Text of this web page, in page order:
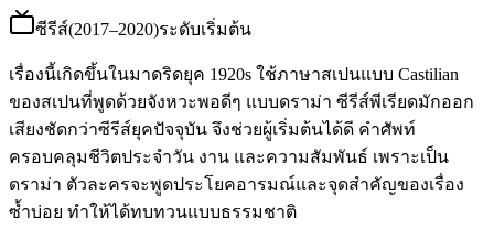
ซีรีส์(2017–2020)ระดับเริ่มต้น
เรื่องนี้เกิดขึ้นในมาดริดยุค 1920s ใช้ภาษาสเปนแบบ Castilian
ของสเปนที่พูดด้วยจังหวะพอดีๆ แบบดราม่า ซีรีส์พีเรียดมักออก
เสียงชัดกว่าซีรีส์ยุคปัจจุบัน จึงช่วยผู้เริ่มต้นได้ดี คำศัพท์
ครอบคลุมชีวิตประจำวัน งาน และความสัมพันธ์ เพราะเป็น
ดราม่า ตัวละครจะพูดประโยคอารมณ์และจุดสำคัญของเรื่อง
ซ้ำบ่อย ทำให้ได้ทบทวนแบบธรรมชาติ